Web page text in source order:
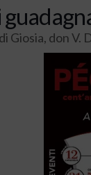
Giosia, don V.